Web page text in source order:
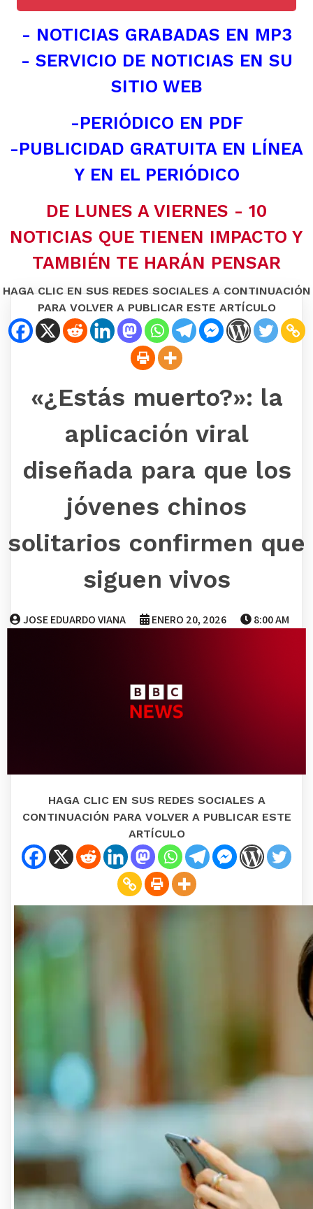
- NOTICIAS GRABADAS EN MP3
- SERVICIO DE NOTICIAS EN SU
SITIO WEB
-PERIÓDICO EN PDF
-PUBLICIDAD GRATUITA EN LÍNEA
Y EN EL PERIÓDICO
DE LUNES A VIERNES - 10
NOTICIAS QUE TIENEN IMPACTO Y
TAMBIÉN TE HARÁN PENSAR
HAGA CLIC EN SUS REDES SOCIALES A CONTINUACIÓN
PARA VOLVER A PUBLICAR ESTE ARTÍCULO
«¿Estás muerto?»: la
aplicación viral
diseñada para que los
jóvenes chinos
solitarios confirmen que
siguen vivos
JOSE EDUARDO VIANA ENERO 20, 2026 8:00 AM
HAGA CLIC EN SUS REDES SOCIALES A
CONTINUACIÓN PARA VOLVER A PUBLICAR ESTE
ARTÍCULO